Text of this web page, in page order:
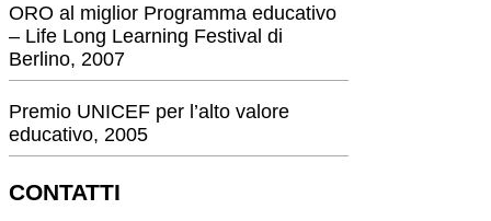
ORO al miglior Programma educativo
– Life Long Learning Festival di
Berlino, 2007
Premio UNICEF per l’alto valore
educativo, 2005
CONTATTI